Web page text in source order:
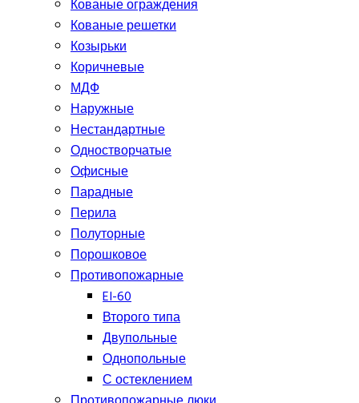
Кованые ограждения
Кованые решетки
Козырьки
Коричневые
МДФ
Наружные
Нестандартные
Одностворчатые
Офисные
Парадные
Перила
Полуторные
Порошковое
Противопожарные
EI-60
Второго типа
Двупольные
Однопольные
С остеклением